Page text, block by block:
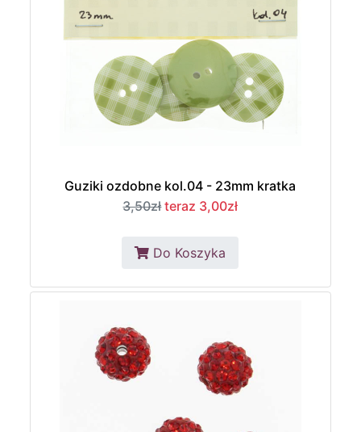
Guziki ozdobne kol.04 - 23mm kratka
3,50zł teraz 3,00zł
Do Koszyka